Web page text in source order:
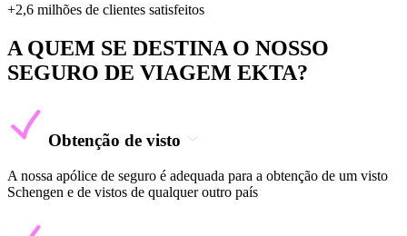
+2,6 milhões de clientes satisfeitos
A QUEM SE DESTINA O NOSSO
SEGURO DE VIAGEM EKTA?
Obtenção de visto
A nossa apólice de seguro é adequada para a obtenção de um visto
Schengen e de vistos de qualquer outro país